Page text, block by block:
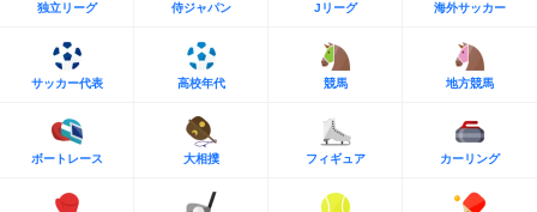
独立リーグ 侍ジャパン Jリーグ 海外サッカー
サッカー代表 高校年代 競馬 地方競馬
ボートレース 大相撲 フィギュア カーリング